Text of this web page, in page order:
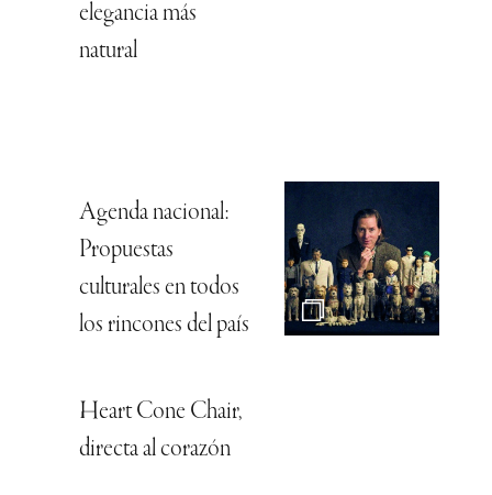
elegancia más
natural
Agenda nacional:
Propuestas
culturales en todos
los rincones del país
Heart Cone Chair,
directa al corazón